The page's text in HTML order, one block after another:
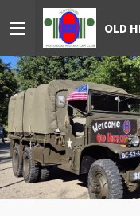
direct
de
hoofdinhoud
OLD